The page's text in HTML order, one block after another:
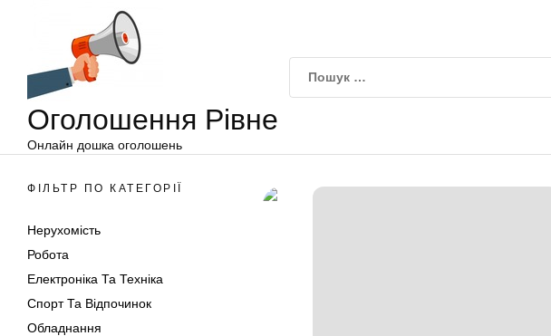
Оголошення Рівне
Онлайн дошка оголошень
ФІЛЬТР ПО КАТЕГОРІЇ
Нерухомість
Робота
Електроніка Та Техніка
Спорт Та Відпочинок
Обладнання